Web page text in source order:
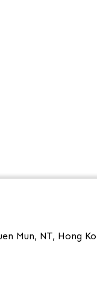
Mun, NT, Hong